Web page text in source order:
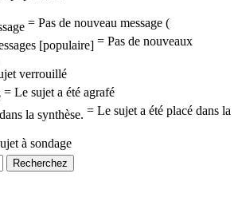
= Pas de nouveau message (
= Pas de nouveaux
verrouillé
= Le sujet a été agrafé
= Le sujet a été placé dans la
à sondage